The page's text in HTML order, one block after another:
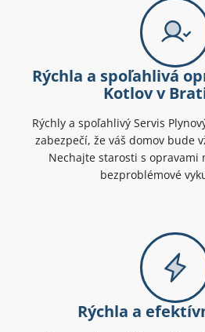
Rýchla a spoľahlivá
Kotlov v
Rýchly a spoľahlivý Servis
zabezpečí, že váš domov bude
Nechajte starosti s opravami
bezproblémové
Rýchla a